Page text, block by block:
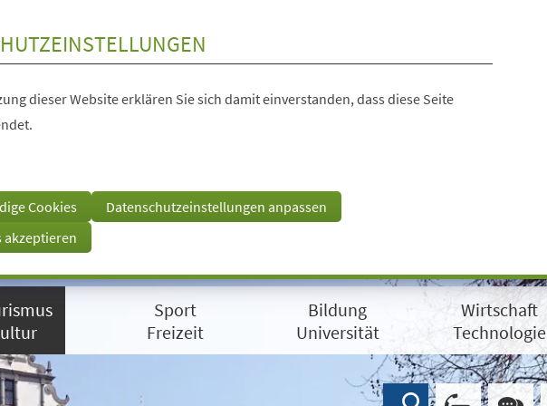
dieser Website erklären Sie sich damit einverstanden, dass diese Seite
Cookies
Datenschutzeinstellungen anpassen
akzeptieren
Sport
Freizeit
Bildung
Universität
Wirtschaft
Technologie